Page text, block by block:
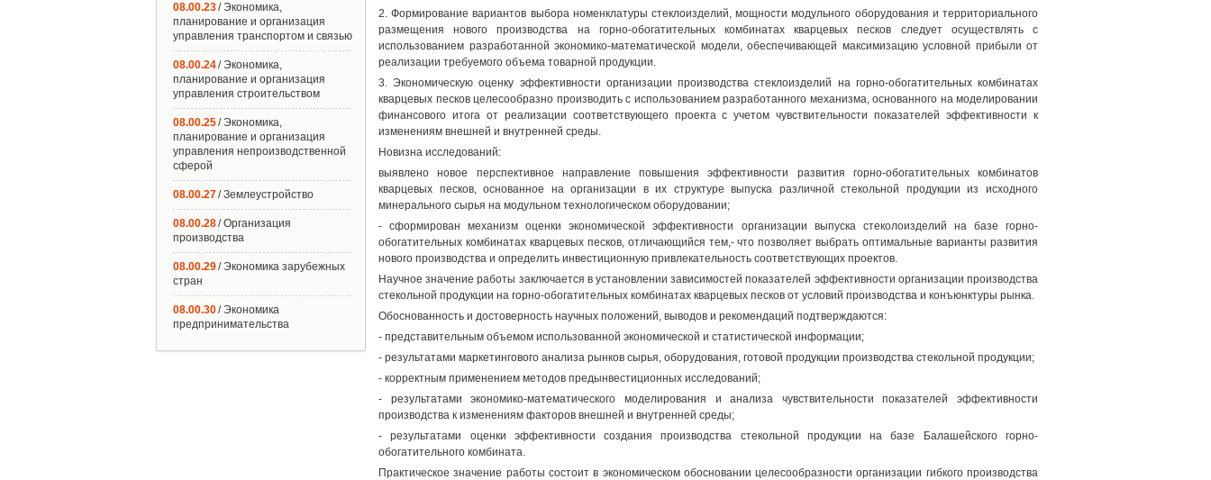
2. Формирование вариантов выбора номенклатуры стеклоизделий, мощности модульного оборудования и территориального
размещения нового производства на горно-обогатительных комбинатах кварцевых песков следует осуществлять с
использованием разработанной экономико-математической модели, обеспечивающей максимизацию условной прибыли от
реализации требуемого объема товарной продукции.
3. Экономическую оценку эффективности организации производства стеклоизделий на горно-обогатительных комбинатах
кварцевых песков целесообразно производить с использованием разработанного механизма, основанного на моделировании
финансового итога от реализации соответствующего проекта с учетом чувствительности показателей эффективности к
изменениям внешней и внутренней среды.
Новизна исследований:
выявлено новое перспективное направление повышения эффективности развития горно-обогатительных комбинатов
кварцевых песков, основанное на организации в их структуре выпуска различной стекольной продукции из исходного
минерального сырья на модульном технологическом оборудовании;
- сформирован механизм оценки экономической эффективности организации выпуска стеколоизделий на базе горно-
обогатительных комбинатах кварцевых песков, отличающийся тем,- что позволяет выбрать оптимальные варианты развития
нового производства и определить инвестиционную привлекательность соответствующих проектов.
Научное значение работы заключается в установлении зависимостей показателей эффективности организации производства
стекольной продукции на горно-обогатительных комбинатах кварцевых песков от условий производства и конъюнктуры рынка.
Обоснованность и достоверность научных положений, выводов и рекомендаций подтверждаются:
- представительным объемом использованной экономической и статистической информации;
- результатами маркетингового анализа рынков сырья, оборудования, готовой продукции производства стекольной продукции;
- корректным применением методов предынвестиционных исследований;
- результатами экономико-математического моделирования и анализа чувствительности показателей эффективности
производства к изменениям факторов внешней и внутренней среды;
- результатами оценки эффективности создания производства стекольной продукции на базе Балашейского горно-
обогатительного комбината.
Практическое значение работы состоит в экономическом обосновании целесообразности организации гибкого производства
08.00.23/ Экономика,
планирование и организация
управления транспортом и связью
08.00.24/ Экономика,
планирование и организация
управления строительством
08.00.25/ Экономика,
планирование и организация
управления непроизводственной
сферой
08.00.27/ Землеустройство
08.00.28/ Организация
производства
08.00.29/ Экономика зарубежных
стран
08.00.30/ Экономика
предпринимательства